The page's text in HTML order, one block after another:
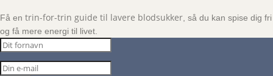
Få en trin-for-trin guide til lavere blodsukker , så du kan spise dig fri
og få mere energi til livet.